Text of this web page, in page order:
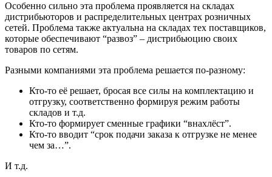
Особенно сильно эта проблема проявляется на складах
дистрибьюторов и распределительных центрах розничных
сетей. Проблема также актуальна на складах тех поставщиков,
которые обеспечивают “развоз” – дистрибьюцию своих
товаров по сетям.
Разными компаниями эта проблема решается по-разному:
Кто-то её решает, бросая все силы на комплектацию и
отгрузку, соответственно формируя режим работы
складов и т.д.
Кто-то формирует сменные графики “внахлёст”.
Кто-то вводит “срок подачи заказа к отгрузке не менее
чем за…”.
И т.д.